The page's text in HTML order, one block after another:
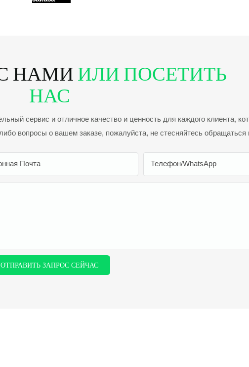
НАМИ ИЛИ ПОСЕТИТЬ
НАС
сервис и отличное качество и ценность для каждого клиента,
вопросы о вашем заказе, пожалуйста, не стесняйтесь обращаться
Почта Телефон/WhatsApp
ОТПРАВИТЬ ЗАПРОС СЕЙЧАС